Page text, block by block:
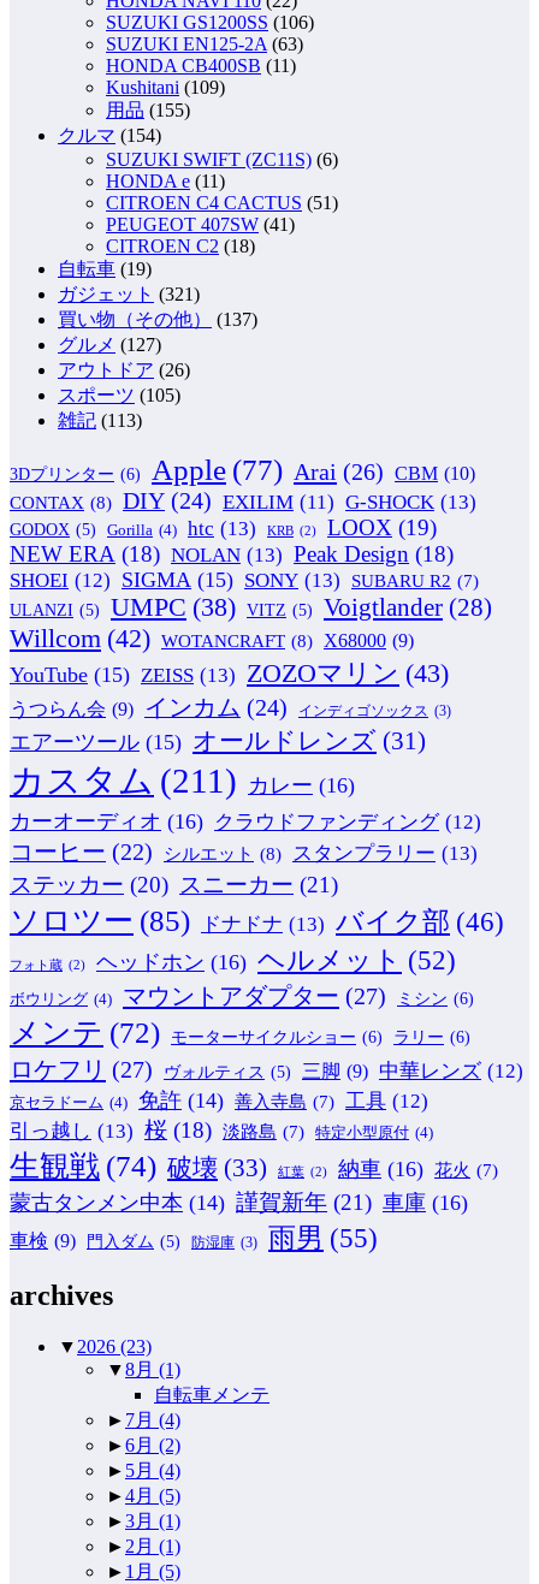
SUZUKI GS1200SS (106)
SUZUKI EN125-2A (63)
HONDA CB400SB (11)
Kushitani (109)
用品 (155)
クルマ (154)
SUZUKI SWIFT (ZC11S) (6)
HONDA e (11)
CITROEN C4 CACTUS (51)
PEUGEOT 407SW (41)
CITROEN C2 (18)
自転車 (19)
ガジェット (321)
買い物（その他）
(137)
グルメ (127)
アウトドア (26)
スポーツ (105)
雑記 (113)
3Dプリンター (6) Apple (77) Arai (26) CBM (10)
CONTAX (8) DIY (24) EXILIM (11) G-SHOCK (13)
GODOX (5) Gorilla (4) htc (13) KRB (2) LOOX (19)
NEW ERA (18) NOLAN (13) Peak Design (18)
SHOEI (12) SIGMA (15) SONY (13) SUBARU R2 (7)
ULANZI (5) UMPC (38) VITZ (5) Voigtlander (28)
Willcom (42) WOTANCRAFT (8) X68000 (9)
YouTube (15) ZEISS (13) ZOZOマリン (43)
うつらん会 (9) インカム (24) インディゴソックス (3)
エアーツール (15) オールドレンズ (31)
カスタム (211) カレー (16)
カーオーディオ (16) クラウドファンディング (12)
コーヒー (22) シルエット (8) スタンプラリー (13)
ステッカー (20) スニーカー (21)
ソロツー (85) ドナドナ (13) バイク部 (46)
フォト蔵 (2) ヘッドホン (16) ヘルメット (52)
ボウリング (4) マウントアダプター (27) ミシン (6)
メンテ (72) モーターサイクルショー (6) ラリー (6)
ロケフリ (27) ヴォルティス (5) 三脚 (9) 中華レンズ (12)
京セラドーム (4) 免許 (14) 善入寺島 (7) 工具 (12)
引っ越し (13) 桜 (18) 淡路島 (7) 特定小型原付 (4)
生観戦 (74) 破壊 (33) 紅葉 (2) 納車 (16) 花火 (7)
蒙古タンメン中本 (14) 謹賀新年 (21) 車庫 (16)
車検 (9) 門入ダム (5) 防湿庫 (3) 雨男 (55)
archives
▼ 2026 (23)
▼8月 (1)
自転車メンテ
► 7月 (4)
►6月 (2)
► 5月 (4)
►4月 (5)
►3月 (1)
► 2月 (1)
► 1月 (5)